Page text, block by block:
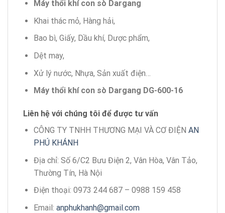
Máy thổi khí con sò Dargang
Khai thác mỏ, Hàng hải,
Bao bì, Giấy, Dầu khí, Dược phẩm,
Dệt may,
Xử lý nước, Nhựa, Sản xuất điện…
Máy thổi khí con sò Dargang DG-600-16
Liên hệ với chúng tôi để được tư vấn
CÔNG TY TNHH THƯƠNG MẠI VÀ CƠ ĐIỆN AN
PHÚ KHÁNH
Địa chỉ: Số 6/C2 Bưu Điện 2, Vân Hòa, Vân Tảo,
Thường Tín, Hà Nội
Điện thoại: 0973 244 687 – 0988 159 458
Email: anphukhanh@gmail.com